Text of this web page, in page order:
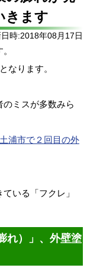
きます
時:2018年08月17日
なります。
ミスが多数みら
浦市で２回目の外
いる「フクレ」
れ）」、外壁塗